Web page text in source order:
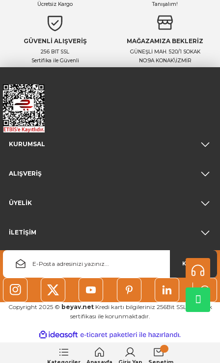
Ücretsiz Kargo
Tanışalım!
GÜVENLİ ALIŞVERİŞ
256 BIT SSL
Sertifika ile Güvenli
MAĞAZAMIZA BEKLERİZ
GÜNEŞLİ MAH. 520/1 SOKAK
NO:9A KONAK\İZMİR
KURUMSAL
ALIŞVERİŞ
ÜYELİK
İLETİŞİM
KAYDOL
Copyright 2025 © beyav.netKredi kartı bilgileriniz 256Bit SSL güvenlik
sertifikası ile korunmaktadır.
ideasoft
e-
paketleri